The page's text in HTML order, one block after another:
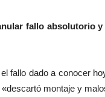
fallo absolutorio
fallo dado a conocer
montaje y